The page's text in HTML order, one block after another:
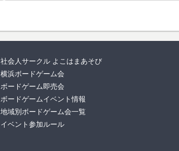
社会人サークル よこはまあそび
横浜ボードゲーム会
ボードゲーム即売会
ボードゲームイベント情報
地域別ボードゲーム会一覧
イベント参加ルール